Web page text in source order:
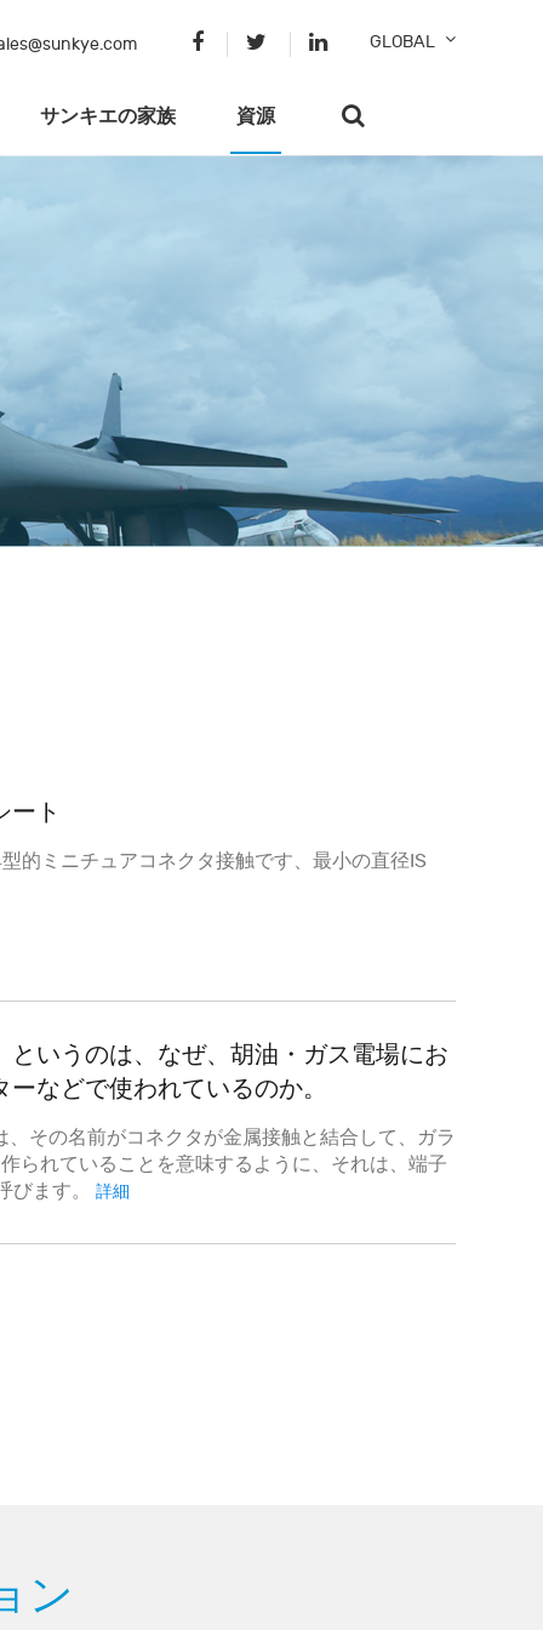
GLOBAL
サンキエの家族 資源
ート
的ミニチュアコネクタ接触です、最小の直径IS
いうのは、なぜ、胡油・ガス電場にお
などで使われているのか。
、その名前がコネクタが金属接触と結合して、ガラ
られていることを意味するように、それは、端子
びます。 詳細
ン